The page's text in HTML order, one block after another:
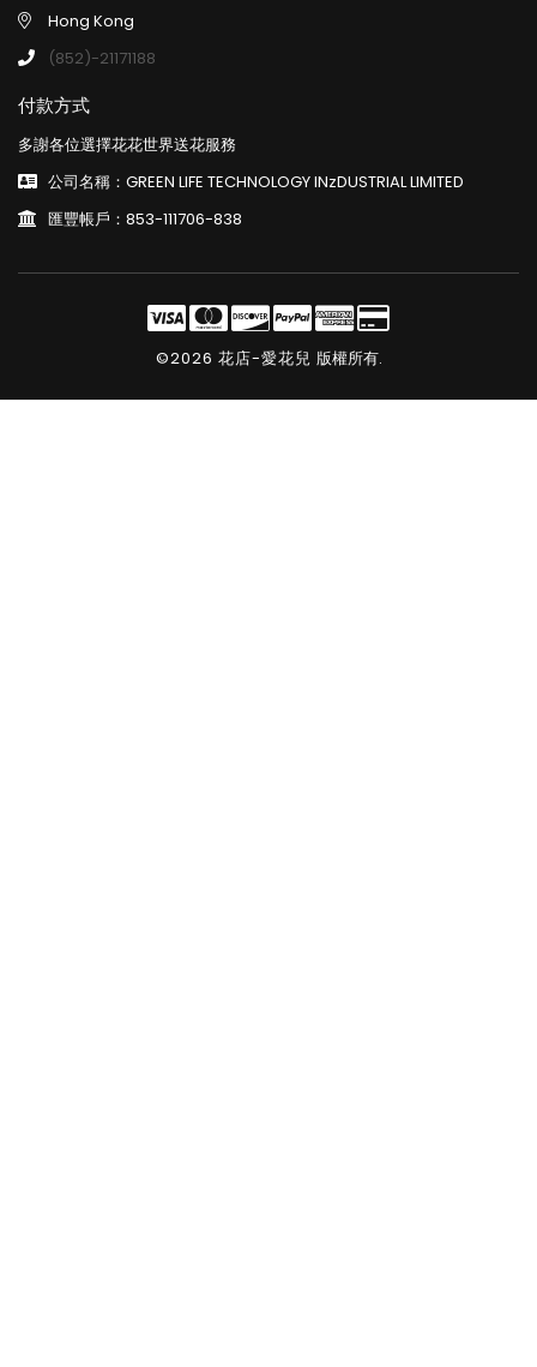
Hong Kong
(852)-21171188
付款方式
多謝各位選擇花花世界送花服務
公司名稱：GREEN LIFE TECHNOLOGY INzDUSTRIAL LIMITED
匯豐帳戶：853-111706-838
©2026 花店-愛花兒 版權所有.